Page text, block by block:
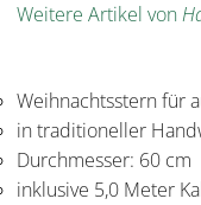
Weitere Artikel von
Weihnachtsstern für
in traditioneller
Durchmesser: 60 cm
inklusive 5,0 Meter